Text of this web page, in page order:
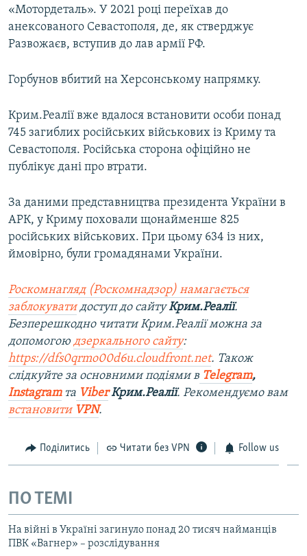
«Мотордеталь». У 2021 році переїхав до
анексованого Севастополя, де, як стверджує
Развожаєв, вступив до лав армії РФ.
Горбунов вбитий на Херсонському напрямку.
Крим.Реалії вже вдалося встановити особи понад
745 загиблих російських військових із Криму та
Севастополя. Російська сторона офіційно не
публікує дані про втрати.
За даними представництва президента України в
АРК, у Криму поховали щонайменше 825
російських військових. При цьому 634 із них,
ймовірно, були громадянами України.
Роскомнагляд (Роскомнадзор) намагається
заблокуватидоступ до сайтуКрим.Реалії.
Безперешкодно читати Крим.Реалії можна за
допомогою дзеркального сайту:
https://dfs0qrmo00d6u.cloudfront.net. Також
слідкуйте за основними подіями в Telegram,
Instagramта ViberКрим.Реалії. Рекомендуємо вам
встановити VPN.
Поділитись Читати без VPN Follow us
ПО ТЕМІ
На війні в Україні загинуло понад 20 тисяч найманців
ПВК «Вагнер» – розслідування